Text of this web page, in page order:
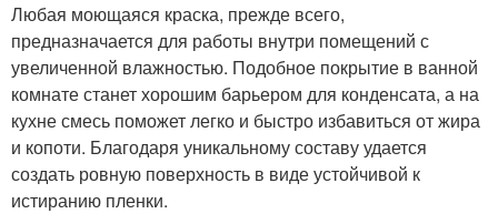
Любая моющаяся краска, прежде всего,
предназначается для работы внутри помещений с
увеличенной влажностью. Подобное покрытие в ванной
комнате станет хорошим барьером для конденсата, а на
кухне смесь поможет легко и быстро избавиться от жира
и копоти. Благодаря уникальному составу удается
создать ровную поверхность в виде устойчивой к
истиранию пленки.